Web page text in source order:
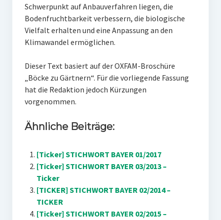
Schwerpunkt auf Anbauverfahren liegen, die
Bodenfruchtbarkeit verbessern, die biologische
Vielfalt erhalten und eine Anpassung an den
Klimawandel ermöglichen.
Dieser Text basiert auf der OXFAM-Broschüre
„Böcke zu Gärtnern“. Für die vorliegende Fassung
hat die Redaktion jedoch Kürzungen
vorgenommen.
Ähnliche Beiträge:
[Ticker] STICHWORT BAYER 01/2017
[Ticker] STICHWORT BAYER 03/2013 –
Ticker
[TICKER] STICHWORT BAYER 02/2014 –
TICKER
[Ticker] STICHWORT BAYER 02/2015 –